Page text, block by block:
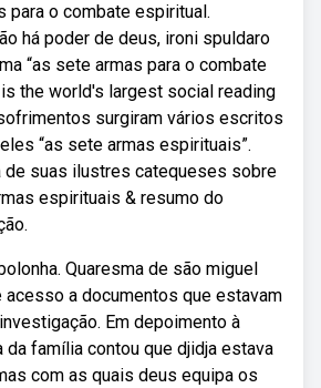
para o combate espiritual.
há poder de deus, ironi spuldaro
“as sete armas para o combate
the world's largest social reading
surgiram vários escritos
“as sete armas espirituais”.
de suas ilustres catequeses sobre
espirituais & resumo do
Quaresma de são miguel
acesso a documentos que estavam
Em depoimento à
da família contou que djidja estava
com as quais deus equipa os